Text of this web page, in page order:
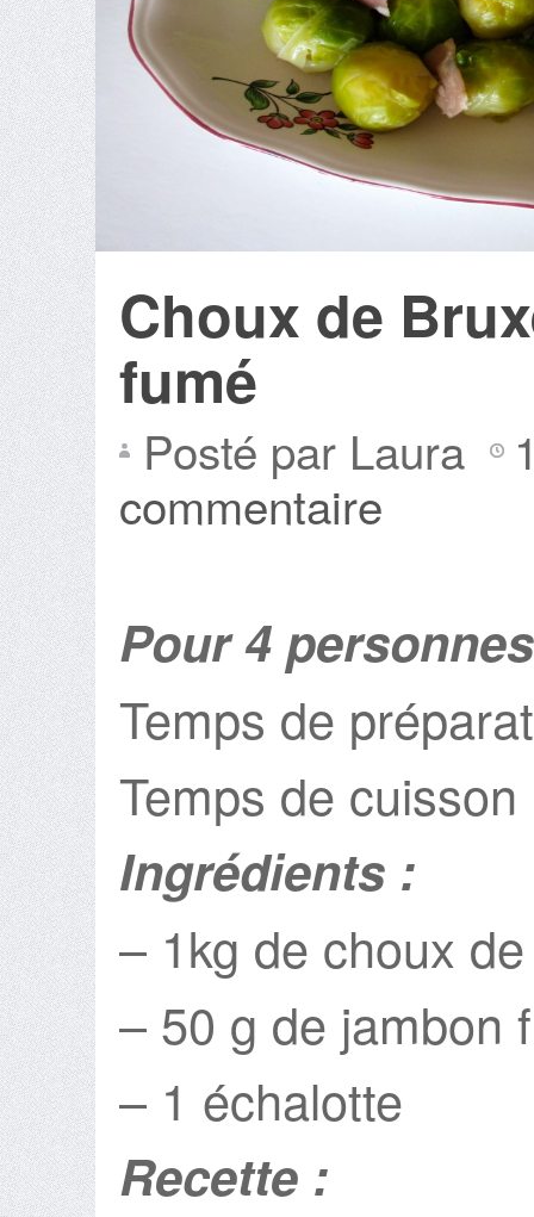
Choux de
fumé
Posté par Laura
commentaire
Pour 4 personnes
Temps de
Temps de
Ingrédients :
– 1kg de choux
– 50 g de jambon
– 1 échalotte
Recette :